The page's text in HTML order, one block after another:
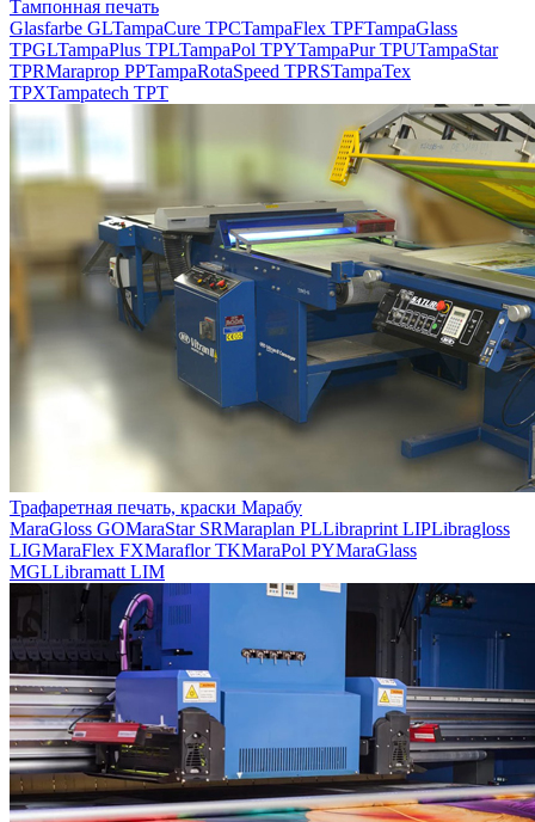
Тампонная печать
Glasfarbe GLTampaCure TPCTampaFlex TPFTampaGlass
TPGLTampaPlus TPLTampaPol TPYTampaPur TPUTampaStar
TPRMaraprop PPTampaRotaSpeed TPRSTampaTex
TPXTampatech TPT
Трафаретная печать, краски Марабу
MaraGloss GOMaraStar SRMaraplan PLLibraprint LIPLibragloss
LIGMaraFlex FXMaraflor TKMaraPol PYMaraGlass
MGLLibramatt LIM